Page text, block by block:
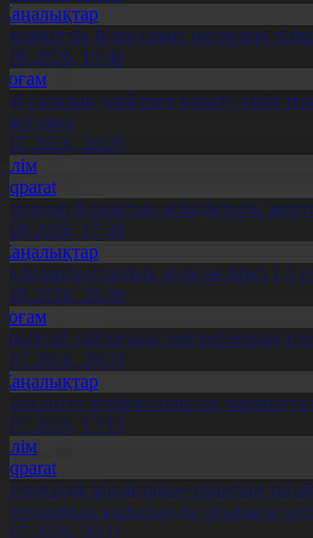
білім грант иегерлері
19:46
салалық дәрігерге қаралу үшін
емес
20:05
Қазақстан өсімдіктерін
17:30
отандық өнім өндірісі 1,5
20:06
сайлауына үміткерлердің
20:03
теміржолшылар
17:15
ұрпақтары» грантын
қорытынды отырысы өтті
20:11